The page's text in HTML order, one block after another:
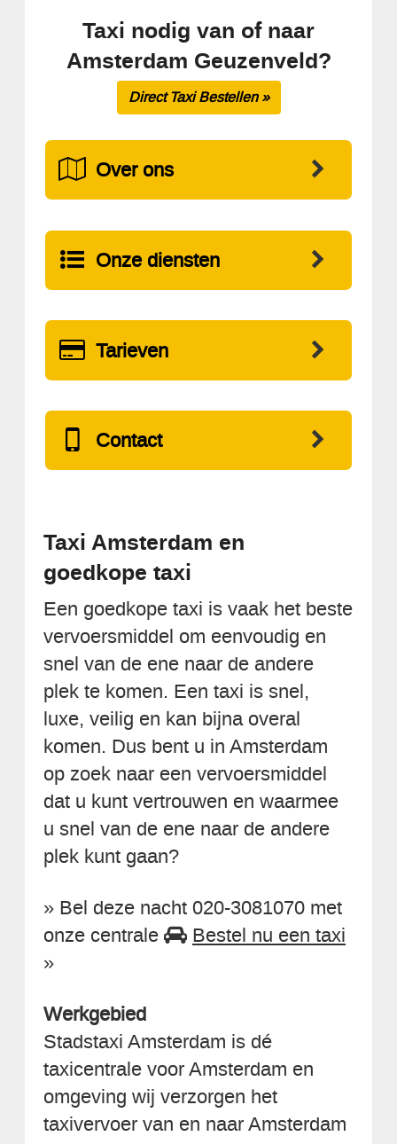
Taxi nodig van of naar
Amsterdam Geuzenveld?
Direct Taxi Bestellen »
Over ons
Onze diensten
Tarieven
Contact
Taxi Amsterdam en
goedkope taxi
Een goedkope taxi is vaak het beste
vervoersmiddel om eenvoudig en
snel van de ene naar de andere
plek te komen. Een taxi is snel,
luxe, veilig en kan bijna overal
komen. Dus bent u in Amsterdam
op zoek naar een vervoersmiddel
dat u kunt vertrouwen en waarmee
u snel van de ene naar de andere
plek kunt gaan?
» Bel deze nacht 020-3081070 met
onze centrale
Bestel nu een taxi
»
Werkgebied
Stadstaxi Amsterdam is dé
taxicentrale voor Amsterdam en
omgeving wij verzorgen het
taxivervoer van en naar Amsterdam